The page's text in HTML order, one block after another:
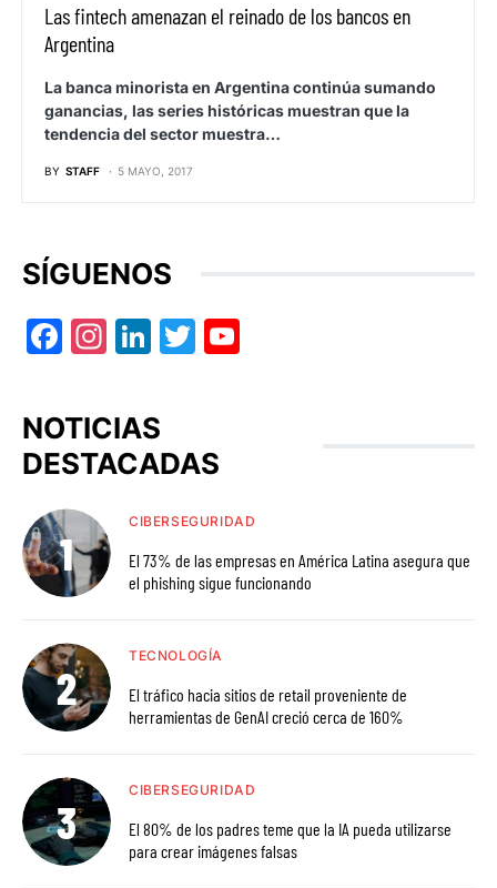
Las fintech amenazan el reinado de los bancos en
Argentina
La banca minorista en Argentina continúa sumando
ganancias, las series históricas muestran que la
tendencia del sector muestra…
BY STAFF 5 MAYO, 2017
SÍGUENOS
Facebook
Instagram
LinkedIn
Twitter
NOTICIAS
DESTACADAS
CIBERSEGURIDAD
El 73% de las empresas en América Latina asegura que
el phishing sigue funcionando
TECNOLOGÍA
El tráfico hacia sitios de retail proveniente de
herramientas de GenAI creció cerca de 160%
CIBERSEGURIDAD
El 80% de los padres teme que la IA pueda utilizarse
para crear imágenes falsas